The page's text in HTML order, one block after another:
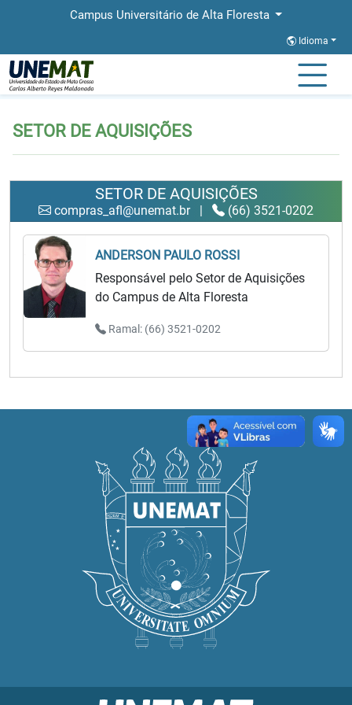
Campus Universitário de Alta Floresta
Idioma
Página Inicial
SETOR DE AQUISIÇÕES
SETOR DE AQUISIÇÕES
compras_afl@unemat.br | (66) 3521-0202
ANDERSON PAULO ROSSI
Responsável pelo Setor de Aquisições
do Campus de Alta Floresta
Ramal: (66) 3521-0202